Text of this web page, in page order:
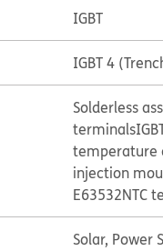
IGBT
IGBT 4
Solderless
terminals
temperature
injection
E63532NTC
Solar, Power